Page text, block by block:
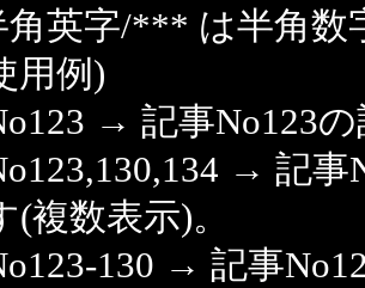
角英字/*** は半角数
用例)
→ 記事No123
→ 記
(複数表示)。
130 → 記事